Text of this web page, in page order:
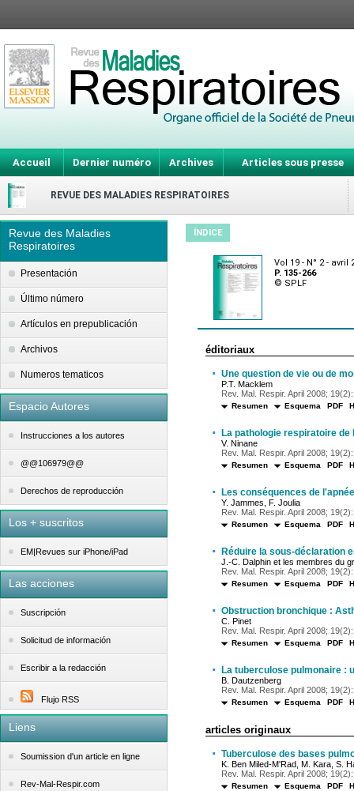
Accueil Dernier numéro Archives Articles sous presse
REVUE DES MALADIES RESPIRATOIRES
Revue des Maladies
Respiratoires
Presentación
Último número
Artículos en prepublicación
Archivos
Numeros tematicos
Espacio Autores
Instrucciones a los autores
@@106979@@
Derechos de reproducción
Los + suscritos
EM|Revues sur iPhone/iPad
Las acciones
Suscripción
Solicitud de información
Escribir a la redacción
Flujo RSS
Liens
Soumission d'un article en ligne
Rev-Mal-Respir.com
ÍNDICE
Vol 19 - N° 2 - avril
P. 135-266
© SPLF
éditoriaux
· Une question de vie ou de
P.T. Macklem
Rev. Mal. Respir. April 2008;
Resumen Esquema PDF
· La pathologie respiratoire de
V. Ninane
Rev. Mal. Respir. April 2008;
Resumen Esquema PDF
· Les conséquences de
Y. Jammes, F. Joulia
Rev. Mal. Respir. April 2008;
Resumen Esquema PDF
· Réduire la sous-déclaration
J.-C. Dalphin et les membres du
Rev. Mal. Respir. April 2008;
Resumen Esquema PDF
· Obstruction bronchique :
C. Pinet
Rev. Mal. Respir. April 2008;
Resumen Esquema PDF
· La tuberculose pulmonaire :
B. Dautzenberg
Rev. Mal. Respir. April 2008;
Resumen Esquema PDF
articles originaux
· Tuberculose des bases
K. Ben Miled-M'Rad, M. Kara, S.
Rev. Mal. Respir. April 2008;
Resumen Esquema PDF